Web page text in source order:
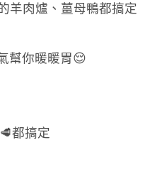
羊肉爐、薑母鴨都搞定
幫你暖暖胃😌
都搞定